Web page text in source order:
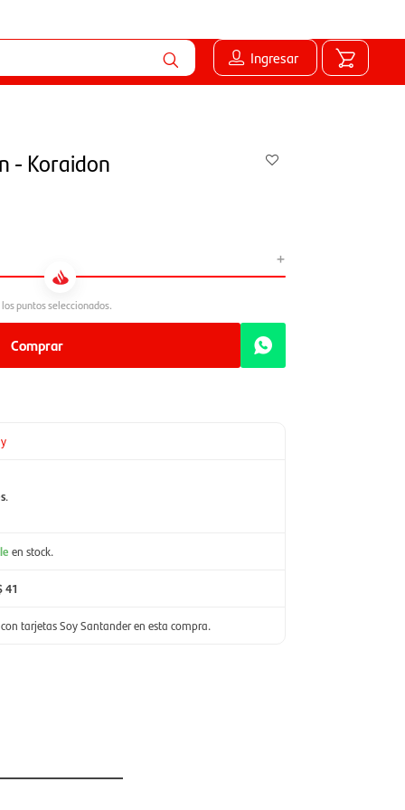
Ingresar
- Koraidon
+
Comprar
.
en stock.
41
con tarjetas Soy Santander en esta compra.